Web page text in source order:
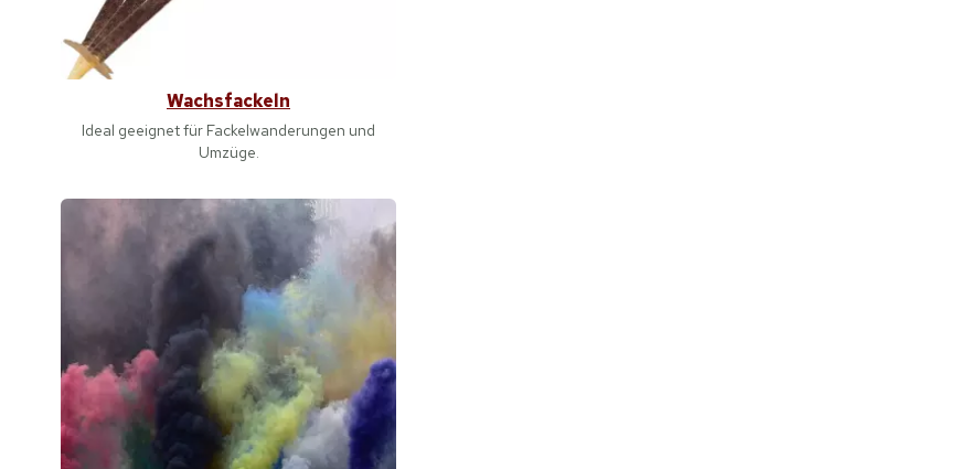
Wachsfackeln
Ideal geeignet für Fackelwanderungen und
Umzüge.